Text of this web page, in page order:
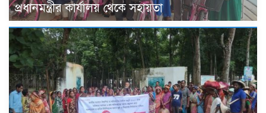
প্রধানমন্ত্রীর কার্যালয় থেকে সহায়তা